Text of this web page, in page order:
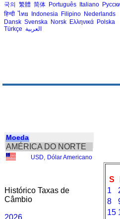
국의 繁體 简体 Português Italiano
हिन्दी ไทย Indonesia Filipino Nederlands
Dansk Svenska Norsk Ελληνικά Polska
Türkçe العربية
Moeda
AMÉRICA DO NORTE
USD Dólar Americano
Histórico Taxas de
Câmbio
2026
S
1
8
15